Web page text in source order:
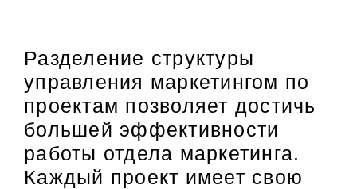
Разделение структуры
управления маркетингом по
проектам позволяет достичь
большей эффективности
работы отдела маркетинга.
Каждый проект имеет свою